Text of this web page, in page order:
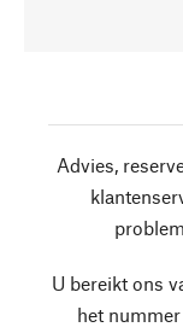
Advies,
U bereikt ons
het nummer